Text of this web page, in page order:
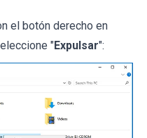
el botón derecho en
"Expulsar":